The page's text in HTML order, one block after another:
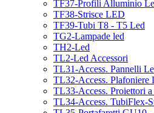
TF37-Profili Alluminio
TF38-Strisce LED
TF39-Tubi T8 - T5 Led
TG2-Lampade led
TH2-Led
TL2-Led Accessori
TL31-Access. Pannelli
TL32-Access. Plafoniere
TL33-Access. Proiettori
TL34-Access. TubiFlex-